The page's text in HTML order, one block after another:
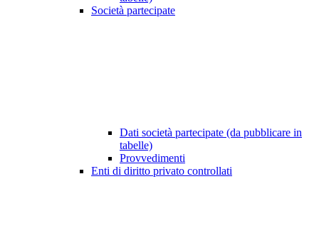
Società partecipate
Dati società partecipate (da pubblicare in
tabelle)
Provvedimenti
Enti di diritto privato controllati